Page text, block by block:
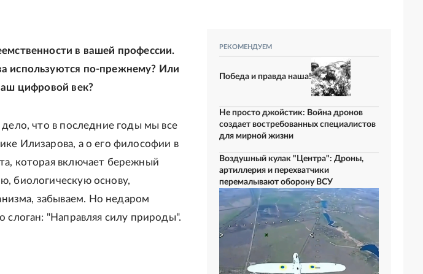
в вашей профессии.
используются по-прежнему? Или
цифровой век?
что в последние годы мы все
Илизарова, а о его философии в
которая включает бережный
биологическую основу,
забываем. Но недаром
слоган: "Направляя силу природы".
РЕКОМЕНДУЕМ
Победа и правда наша!
Не просто джойстик: Война дронов
создает востребованных специалистов
для мирной жизни
Воздушный кулак "Центра": Дроны,
артиллерия и перехватчики
перемалывают оборону ВСУ